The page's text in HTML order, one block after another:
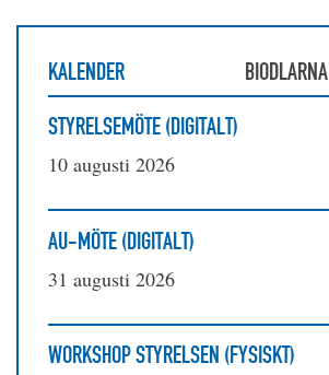
KALENDER
BIODLARNA
STYRELSEMÖTE (DIGITALT)
10 augusti 2026
AU-MÖTE (DIGITALT)
31 augusti 2026
WORKSHOP STYRELSEN (FYSISKT)